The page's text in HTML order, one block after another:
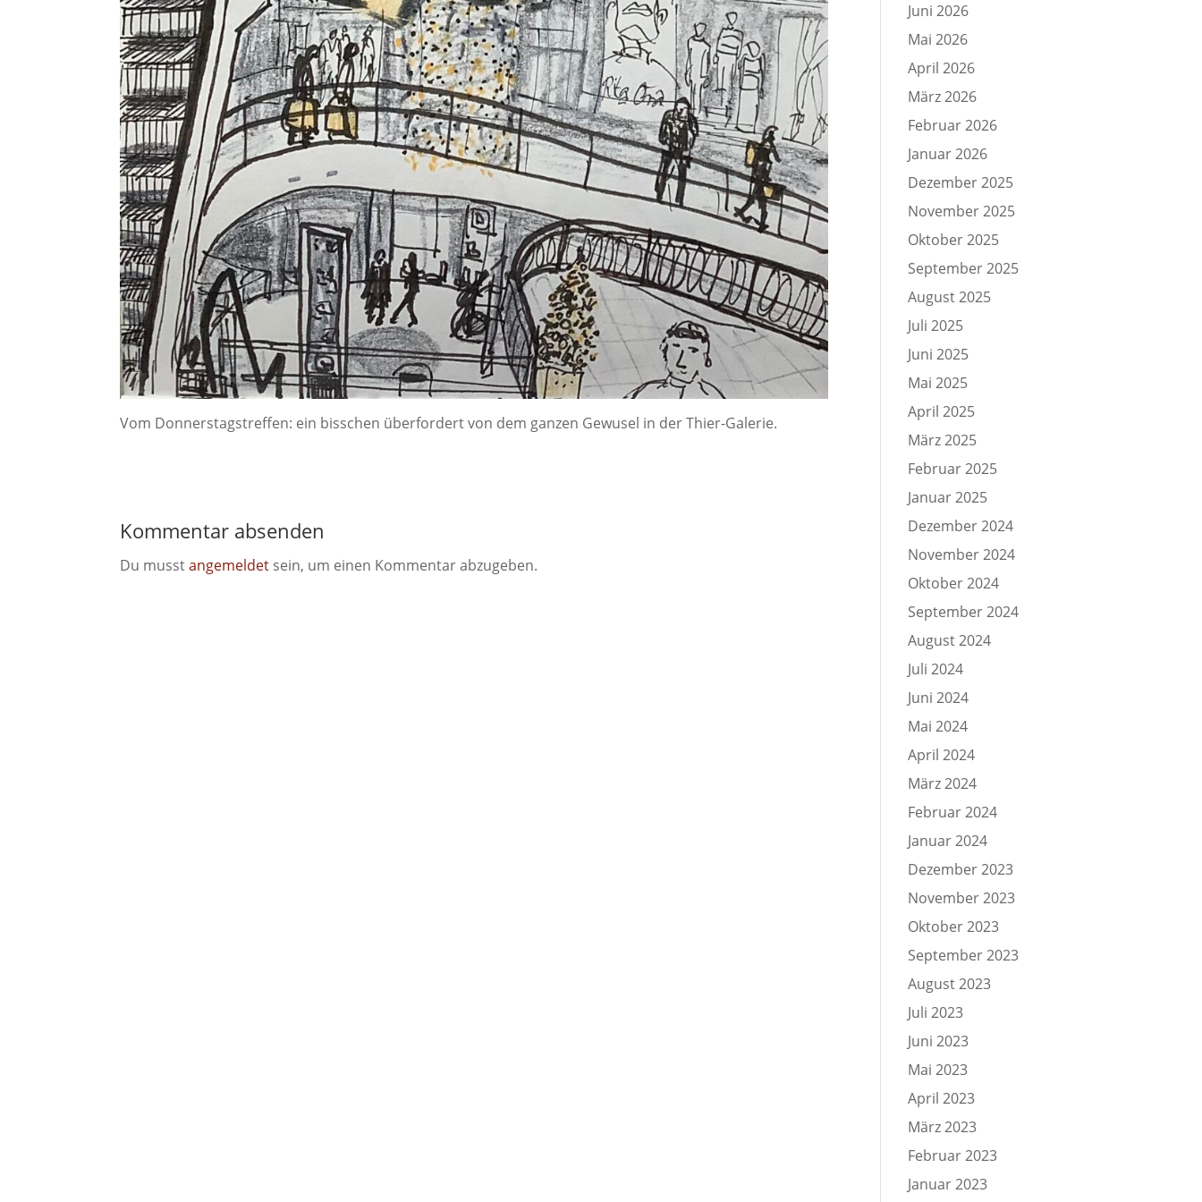
Vom Donnerstagstreffen: ein bisschen überfordert von dem ganzen Gewusel in der Thier-Galerie.
Kommentar absenden
Du musstangemeldet sein, um einen Kommentar abzugeben.
Juni 2026
Mai 2026
April 2026
März 2026
Februar 2026
Januar 2026
Dezember 2025
November 2025
Oktober 2025
September 2025
August 2025
Juli 2025
Juni 2025
Mai 2025
April 2025
März 2025
Februar 2025
Januar 2025
Dezember 2024
November 2024
Oktober 2024
September 2024
August 2024
Juli 2024
Juni 2024
Mai 2024
April 2024
März 2024
Februar 2024
Januar 2024
Dezember 2023
November 2023
Oktober 2023
September 2023
August 2023
Juli 2023
Juni 2023
Mai 2023
April 2023
März 2023
Februar 2023
Januar 2023